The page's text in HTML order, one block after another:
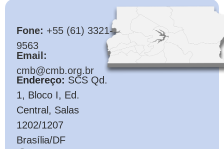
Fone: +55 (61) 3321-
9563
Email:
cmb@cmb.org.br
Endereço: SCS Qd.
1, Bloco I, Ed.
Central, Salas
1202/1207
Brasília/DF